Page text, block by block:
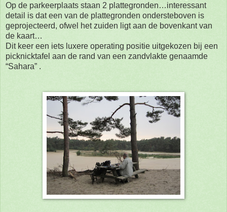
Op de parkeerplaats staan 2 plattegronden…interessant
detail is dat een van de plattegronden ondersteboven is
geprojecteerd, ofwel het zuiden ligt aan de bovenkant van
de kaart…
Dit keer een iets luxere operating positie uitgekozen bij een
picknicktafel aan de rand van een zandvlakte genaamde
“Sahara” .